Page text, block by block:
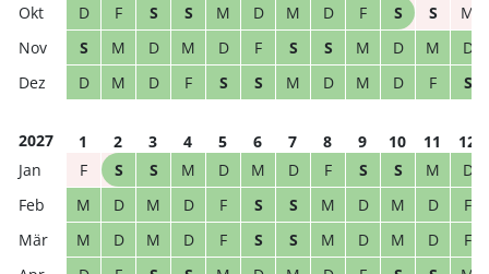
D
F S S M D M D F S S
M
S
M D M D F S S M D M
D
D
M D F S S M D M D F S
2027 1 2 3 4 5 6 7 8 9 10 11
12
F
S S M D M D F S S M
D
M
D M D F S S M D M D
F
M
D M D F S S M D M D
F